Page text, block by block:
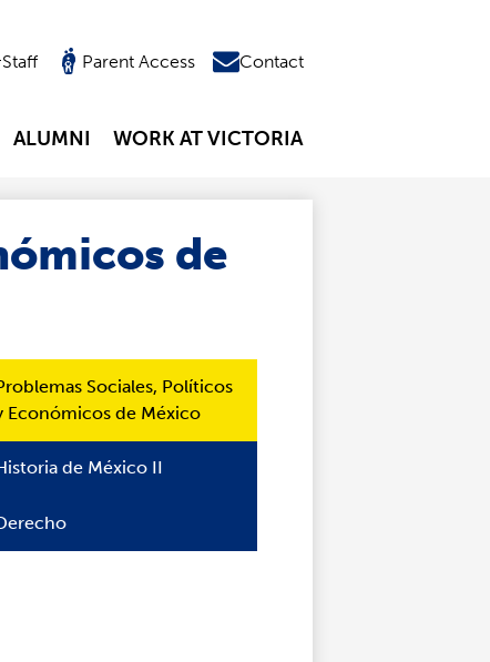
ALUMNI WORK AT VICTORIA
Parent Access Contact
de
Sociales, Políticos
Económicos de México
de México II